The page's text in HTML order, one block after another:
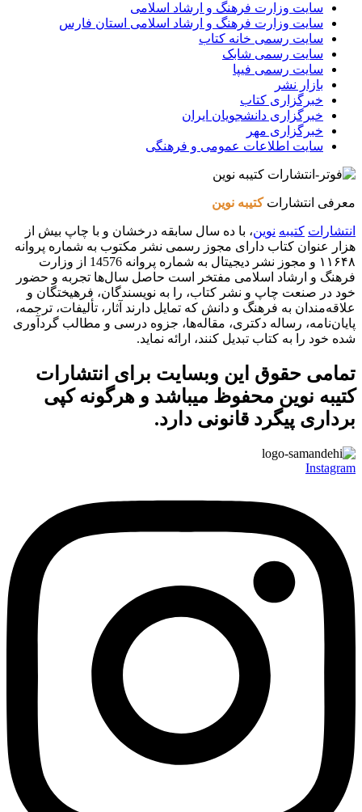
سایت وزارت فرهنگ و ارشاد اسلامی
سایت وزارت فرهنگ و ارشاد اسلامی استان فارس
سایت رسمی خانه کتاب
سایت رسمی شابک
سایت رسمی فیپا
بازار نشر
خبرگزاری کتاب
خبرگزاری دانشجویان ایران
خبرگزاری مهر
سایت اطلاعات عمومی و فرهنگی
معرفی انتشاراتکتیبه نوین
انتشارات کتیبه نوین، با ده سال سابقه درخشان و با چاپ بیش از
هزار عنوان کتاب دارای مجوز رسمی نشر مکتوب به شماره پروانه
۱۱۶۴۸ و مجوز نشر دیجیتال به شماره پروانه 14576 از وزارت
فرهنگ و ارشاد اسلامی مفتخر است حاصل سال‌ها تجربه و حضور
خود در صنعت چاپ و نشر کتاب، را به نویسندگان، فرهیختگان و
علاقه‌مندان به فرهنگ و دانش که تمایل دارند آثار، تألیفات، ترجمه،
پایان‌نامه، رساله دکتری، مقاله‌ها، جزوه درسی و مطالب گردآوری
شده خود را به کتاب تبدیل کنند، ارائه نماید.
تمامی حقوق این وبسایت برای انتشارات
کتیبه نوین محفوظ میباشد و هرگونه کپی
برداری پیگرد قانونی دارد.
Instagram